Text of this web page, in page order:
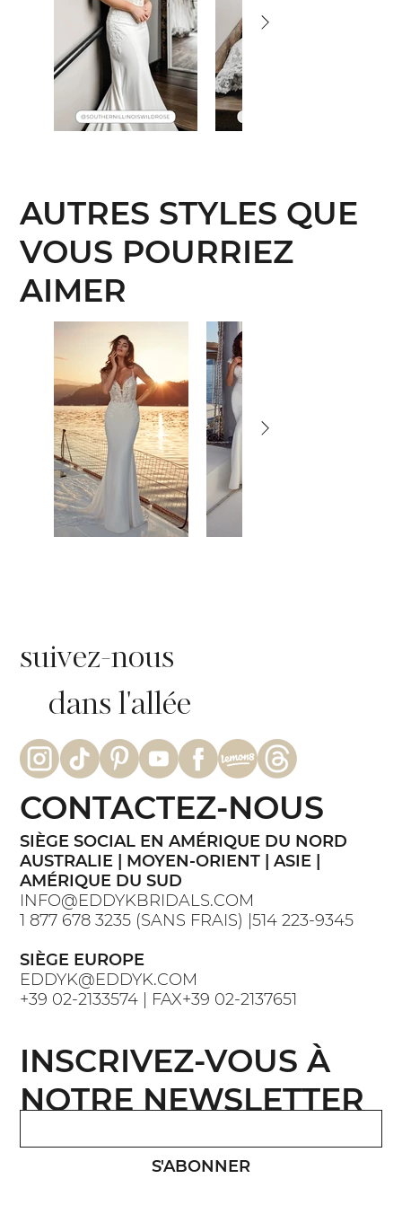
AUTRES STYLES QUE
VOUS POURRIEZ
AIMER
suivez-nous
dans l'allée
SIÈGE SOCIAL EN AMÉRIQUE DU NORD
AUSTRALIE | MOYEN-ORIENT | ASIE |
AMÉRIQUE DU SUD
INFO@EDDYKBRIDALS.COM
1 877 678 3235 (SANS FRAIS) |514 223-9345
SIÈGE EUROPE
EDDYK@EDDYK.COM
+39 02-2133574 | FAX+39 02-2137651
CONTACTEZ-NOUS
S'ABONNER
INSCRIVEZ-VOUS À
NOTRE NEWSLETTER